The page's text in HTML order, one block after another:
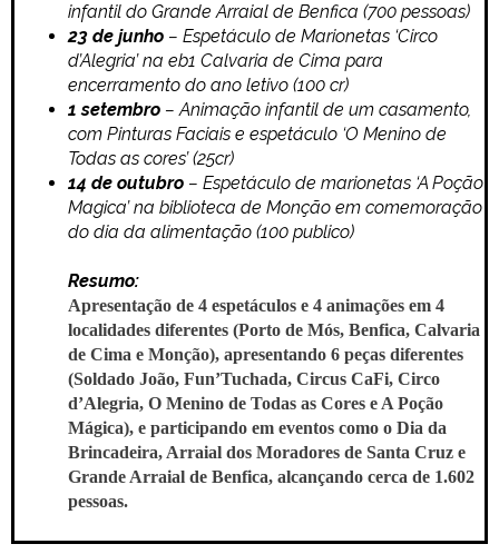
infantil do Grande Arraial de Benfica (700 pessoas)
23 de junho – Espetáculo de Marionetas ‘Circo
d’Alegria’ na eb1 Calvaria de Cima para
encerramento do ano letivo (100 cr)
1 setembro – Animação infantil de um casamento,
com Pinturas Faciais e espetáculo ‘O Menino de
Todas as cores’ (25cr)
14 de outubro – Espetáculo de marionetas ‘A Poção
Magica’ na biblioteca de Monção em comemoração
do dia da alimentação (100 publico)
Resumo:
Apresentação de 4 espetáculos e 4 animações em 4
localidades diferentes (Porto de Mós, Benfica, Calvaria
de Cima e Monção), apresentando 6 peças diferentes
(Soldado João, Fun’Tuchada, Circus CaFi, Circo
d’Alegria, O Menino de Todas as Cores e A Poção
Mágica), e participando em eventos como o Dia da
Brincadeira, Arraial dos Moradores de Santa Cruz e
Grande Arraial de Benfica, alcançando cerca de 1.602
pessoas.